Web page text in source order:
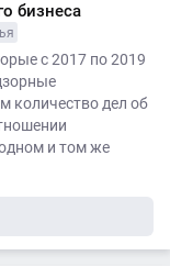
бизнеса
с 2017 по 2019
количество дел об
и том же